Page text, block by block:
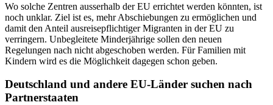
Wo solche Zentren ausserhalb der EU errichtet werden könnten, ist
noch unklar. Ziel ist es, mehr Abschiebungen zu ermöglichen und
damit den Anteil ausreisepflichtiger Migranten in der EU zu
verringern. Unbegleitete Minderjährige sollen den neuen
Regelungen nach nicht abgeschoben werden. Für Familien mit
Kindern wird es die Möglichkeit dagegen schon geben.
Deutschland und andere EU-Länder suchen nach
Partnerstaaten